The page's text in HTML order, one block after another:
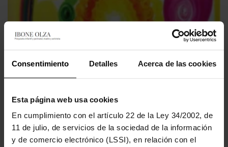
Consentimiento Detalles Acerca de las cookies
Esta página web usa cookies
En cumplimiento con el artículo 22 de la Ley 34/2002, de
11 de julio, de servicios de la sociedad de la información
y de comercio electrónico (LSSI), en relación con el